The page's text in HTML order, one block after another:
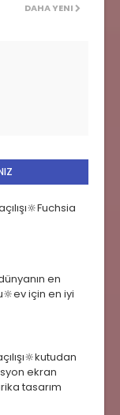
DAHA YENI
en
için en iyi
ekran
tasarım